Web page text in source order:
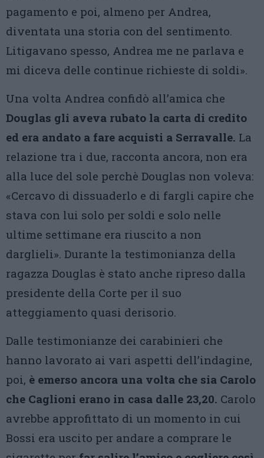
pagamento e poi, almeno per Andrea,
diventata una storia con del sentimento.
Litigavano spesso, Andrea me ne parlava e
mi diceva delle continue richieste di soldi».
Una volta Andrea confidò all’amica che
Douglas gli aveva rubato la carta di credito
ed era andato a fare acquisti a Serravalle. La
relazione tra i due, racconta ancora, non era
alla luce del sole perchè Douglas non voleva:
«Cercavo di dissuaderlo e di fargli capire che
stava con lui solo per soldi e solo nelle
ultime settimane era riuscito a non
darglieli». Durante la testimonianza della
ragazza Douglas è stato anche ripreso dalla
presidente della Corte per il suo
atteggiamento quasi derisorio.
Dalle testimonianze dei carabinieri che
hanno lavorato ai vari aspetti dell’indagine,
poi, è emerso ancora una volta che sia Carolo
che Caglioni erano in casa dalle 23,20. Carolo
avrebbe approfittato di un momento in cui
Bossi era uscito per andare a comprare le